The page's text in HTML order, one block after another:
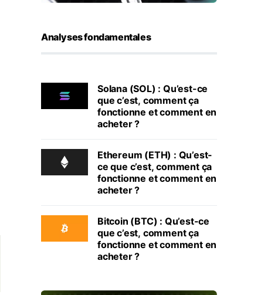
Analyses fondamentales
Solana (SOL) : Qu’est-ce
que c’est, comment ça
fonctionne et comment en
acheter ?
Ethereum (ETH) : Qu’est-
ce que c’est, comment ça
fonctionne et comment en
acheter ?
Bitcoin (BTC) : Qu’est-ce
que c’est, comment ça
fonctionne et comment en
acheter ?